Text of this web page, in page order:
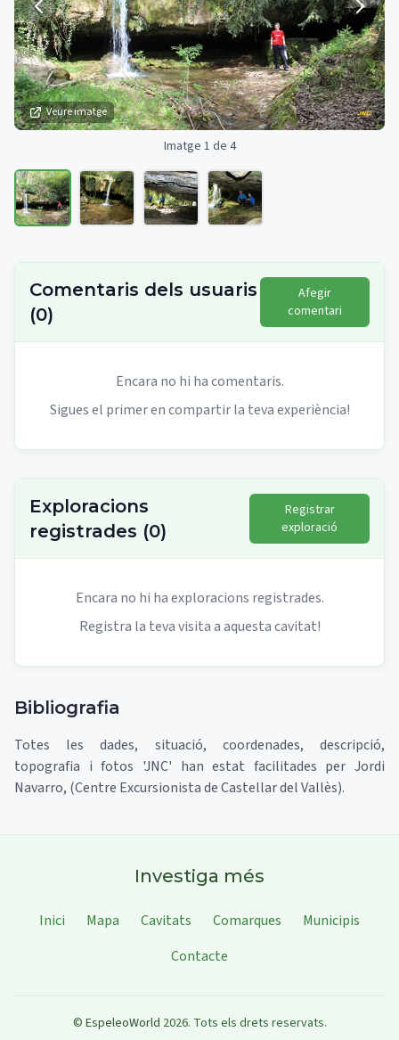
Veure imatge
Imatge 1 de 4
Comentaris dels usuaris
(0)
Afegir
comentari
Encara no hi ha comentaris.
Sigues el primer en compartir la teva experiència!
Exploracions
registrades (0)
Registrar
exploració
Encara no hi ha exploracions registrades.
Registra la teva visita a aquesta cavitat!
Bibliografia
Totes les dades, situació, coordenades, descripció,
topografia i fotos 'JNC' han estat facilitades per Jordi
Navarro, (Centre Excursionista de Castellar del Vallès).
Investiga més
Inici Mapa Cavitats Comarques
Municipis
Contacte
© EspeleoWorld 2026. Tots els drets reservats.